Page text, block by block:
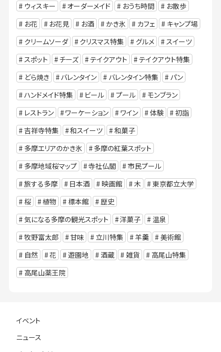
ウィスキー
オーダーメイド おうち時間
お散歩
お花
お花見 お酒 かき氷 カフェ
キャンプ場
クリームソーダ
クリスマス特集 グルメ
スイーツ
スポット
チーズ テイクアウト
テイクアウト特集
どら焼き
バレンタイン バレンタイン特集
パン
ハンドメイド特集
ビール プール
モンブラン
レストラン
ワーケーション ワイン 体験
初詣
吉祥寺特集
和スイーツ
和菓子
多摩エリアのかき氷
多摩の紅葉スポット
多摩地域桜マップ
寺社仏閣
市民プール
旅する多摩
日本酒 映画館 木
東京都立大学
桜
植物 標本館
歴史
気になる多摩の観光スポット
洋菓子
温泉
牧野富太郎
甘味 立川特集 羊羹
美術館
自然
花 遊園地 酒蔵 雑貨
高尾山特集
高尾山薬王院
イベント
ニュース